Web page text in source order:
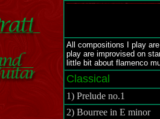
All compositions I play
play are improvised on
little bit about flamenco
Classical
1) Prelude no.1
2)Bourree in E minor